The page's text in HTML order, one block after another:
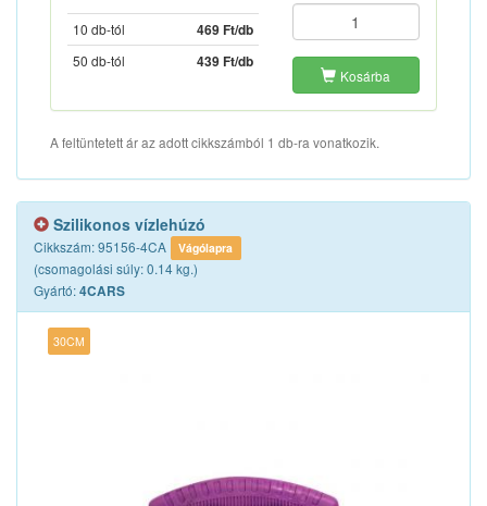
10 db-tól 469 Ft/db
50 db-tól 439 Ft/db
Kosárba
A feltüntetett ár az adott cikkszámból 1 db-ra vonatkozik.
Szilikonos vízlehúzó
Cikkszám: 95156-4CA Vágólapra
(csomagolási súly: 0.14 kg.)
Gyártó:4CARS
30CM